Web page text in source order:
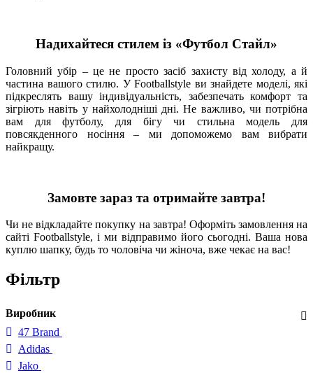
Надихайтеся стилем із «Футбол Стайл»
Головний убір – це не просто засіб захисту від холоду, а й
частина вашого стилю. У Footballstyle ви знайдете моделі, які
підкреслять вашу індивідуальність, забезпечать комфорт та
зігріють навіть у найхолодніші дні. Не важливо, чи потрібна
вам для футболу, для бігу чи стильна модель для
повсякденного носіння – ми допоможемо вам вибрати
найкращу.
Замовте зараз та отримайте завтра!
Чи не відкладайте покупку на завтра! Оформіть замовлення на
сайті Footballstyle, і ми відправимо його сьогодні. Ваша нова
куплю шапку, будь то чоловіча чи жіноча, вже чекає на вас!
Фільтр
Виробник
47 Brand
Adidas
Jako